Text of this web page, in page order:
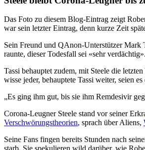
Das Foto zu diesem Blog-Eintrag zeigt
war sein letzter Eintrag, denn kurze Zeit
Sein Freund und QAnon-Unterstützer Mark
raunte, dieser Todesfall sei «sehr verdächtig».
Tassi behauptet zudem, mit Steele die
wisse jeder, behauptete Tassi weiter, seien
„Es ging ihm gut, bis sie ihm Remdesivir
Corona-Leugner Steele stand vor seiner
Verschwörungstheorien, sprach über Aliens,
Seine Fans fingen bereits Stunden nach